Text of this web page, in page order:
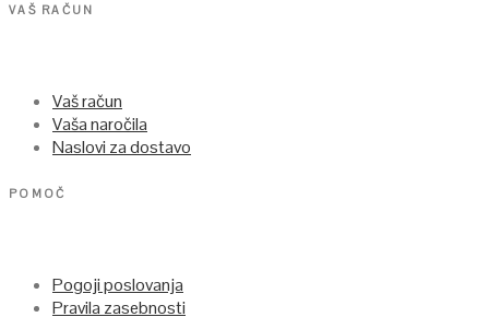
VAŠ RAČUN
Vaš račun
Vaša naročila
Naslovi za dostavo
POMOČ
Pogoji poslovanja
Pravila zasebnosti